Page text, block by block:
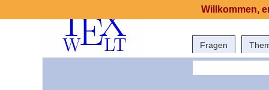
Fragen
Willkommen,